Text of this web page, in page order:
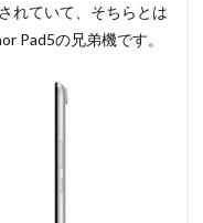
れていて、そちらとは
Pad5の兄弟機です。